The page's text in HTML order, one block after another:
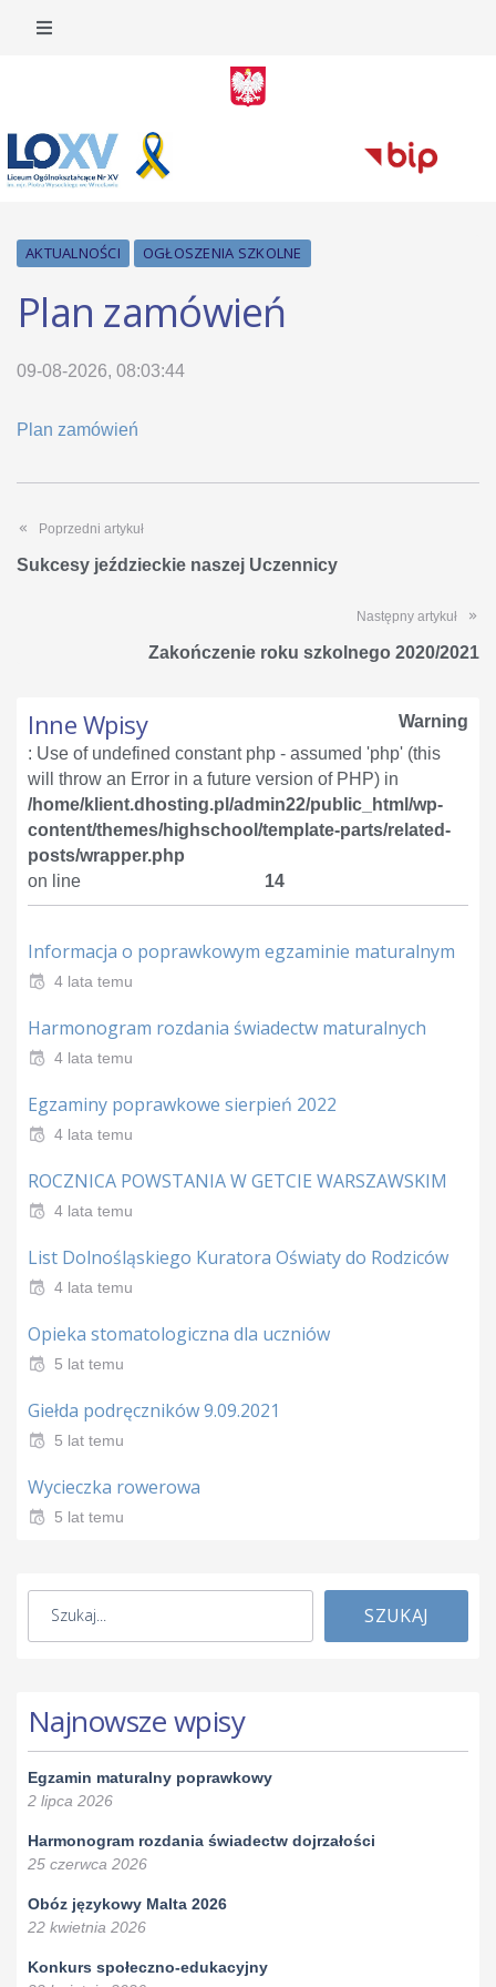
AKTUALNOŚCI OGŁOSZENIA SZKOLNE
Plan zamówień
09-08-2026, 08:03:44
Plan zamówień
Poprzedni artykuł
Sukcesy jeździeckie naszej Uczennicy
Następny artykuł
Zakończenie roku szkolnego 2020/2021
Inne Wpisy
Warning
: Use of undefined constant php - assumed 'php' (this
will throw an Error in a future version of PHP) in
/home/klient.dhosting.pl/admin22/public_html/wp-
content/themes/highschool/template-parts/related-
posts/wrapper.php
on line
14
Informacja o poprawkowym egzaminie maturalnym
4 lata temu
Harmonogram rozdania świadectw maturalnych
4 lata temu
Egzaminy poprawkowe sierpień 2022
4 lata temu
ROCZNICA POWSTANIA W GETCIE WARSZAWSKIM
4 lata temu
List Dolnośląskiego Kuratora Oświaty do Rodziców
4 lata temu
Opieka stomatologiczna dla uczniów
5 lat temu
Giełda podręczników 9.09.2021
5 lat temu
Wycieczka rowerowa
5 lat temu
SZUKAJ
Najnowsze wpisy
Egzamin maturalny poprawkowy
2 lipca 2026
Harmonogram rozdania świadectw dojrzałości
25 czerwca 2026
Obóz językowy Malta 2026
22 kwietnia 2026
Konkurs społeczno-edukacyjny